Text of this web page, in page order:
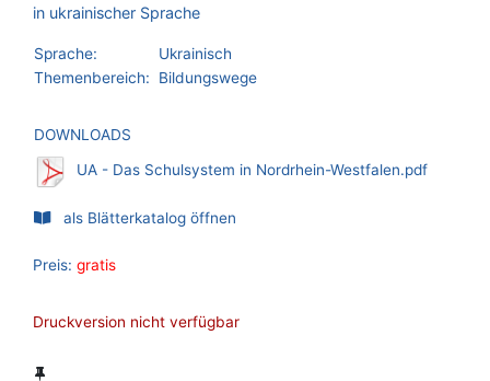
in ukrainischer Sprache
Sprache:
Ukrainisch
Themenbereich:
Bildungswege
DOWNLOADS
UA - Das Schulsystem in Nordrhein-Westfalen.pdf
als Blätterkatalog öffnen
Preis: gratis
Druckversion nicht verfügbar